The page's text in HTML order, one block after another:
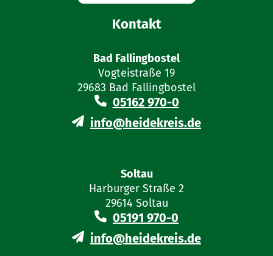
Kontakt
Bad Fallingbostel
Vogteistraße 19
29683 Bad Fallingbostel
05162 970-0
info@heidekreis.de
Soltau
Harburger Straße 2
29614 Soltau
05191 970-0
info@heidekreis.de